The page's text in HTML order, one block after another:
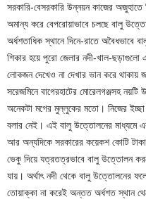
সরকারি-বেসরকারি উন্নয়ন কাজের অজুহাতে
অমান্য করে বেপরোয়াভাবে চলছে বালু
অর্ধশতাধিক স্থানে দিনে-রাতে
শিকার হয়ে পুরো জেলার নদী-খাল-ছড়াগুলো
লোকজন দেখেও না দেখার ভান করে থাকায়
সরেজমিনে বাগেরহাটের মোরেলগঞ্জসহ
অনেকটা মগের মুল্লুকের মতো। নিজের
বলার নেই। এই বালু উত্তোলনের মাধ্যমে
আর অন্যদিকে সরকারের কয়েকশ কোটি
ভেকু দিয়ে যত্রতত্রভাবে বালু উত্তোলন
যায়। অর্থাৎ নদী থেকে বালু উত্তোলনের
তোয়াক্কা না করেই অন্তত অর্ধশত স্থান